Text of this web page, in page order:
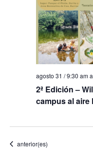
2ª Edición –
campus al aire
agosto 31 / 9:30 ama
Eventos
anterior(es)